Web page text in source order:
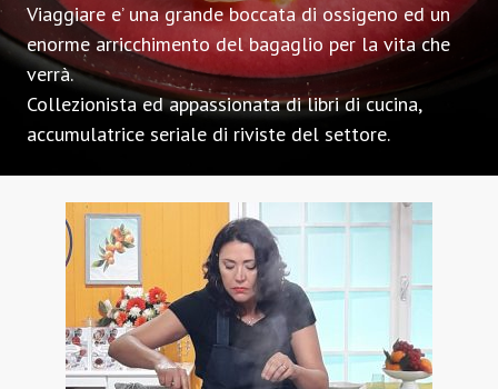
Viaggiare e’ una grande boccata di ossigeno ed un
enorme arricchimento del bagaglio per la vita che
verrà.
Collezionista ed appassionata di libri di cucina,
accumulatrice seriale di riviste del settore.